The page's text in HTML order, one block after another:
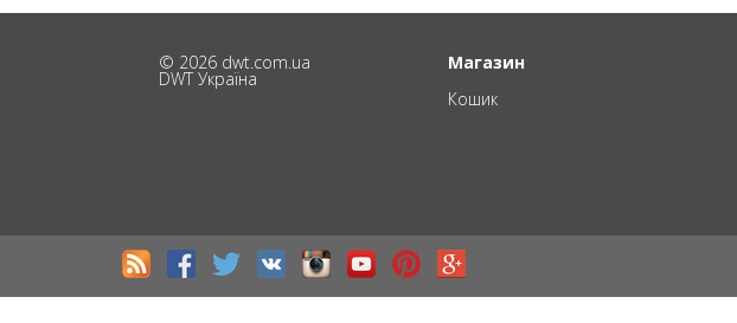
© 2026 dwt.com.ua
DWT Україна
Магазин
Кошик